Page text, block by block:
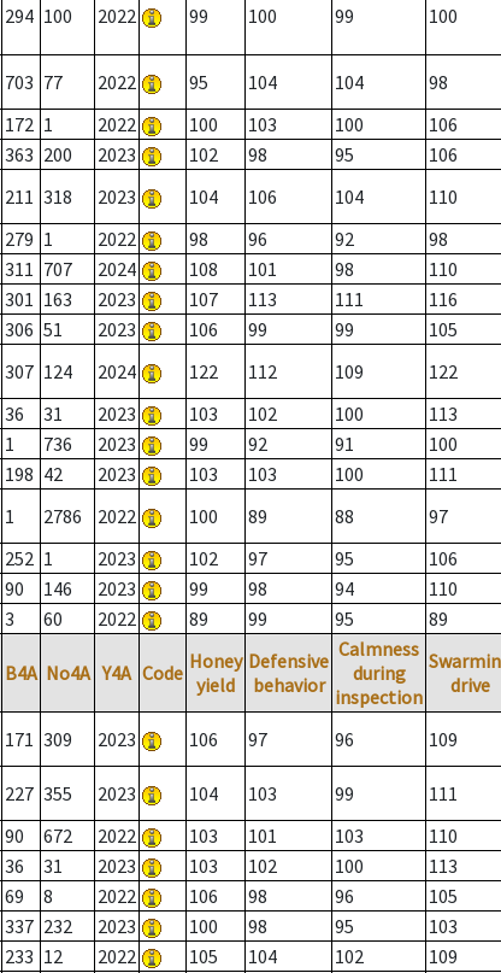
294 100 2022 99 100 99 100
703 77 2022 95 104 104 98
172 1 2022 100 103 100 106
363 200 2023 102 98 95 106
211 318 2023 104 106 104 110
279 1 2022 98 96 92 98
311 707 2024 108 101 98 110
301 163 2023 107 113 111 116
306 51 2023 106 99 99 105
307 124 2024 122 112 109 122
36 31 2023 103 102 100 113
1 736 2023 99 92 91 100
198 42 2023 103 103 100 111
1 2786 2022 100 89 88 97
252 1 2023 102 97 95 106
90 146 2023 99 98 94 110
3 60 2022 89 99 95 89
B4A No4A Y4A Code Honey
yield
Defensive
behavior
Calmness
during
inspection
drive
171 309 2023 106 97 96 109
227 355 2023 104 103 99 111
90 672 2022 103 101 103 110
36 31 2023 103 102 100 113
69 8 2022 106 98 96 105
337 232 2023 100 98 95 103
233 12 2022 105 104 102 109